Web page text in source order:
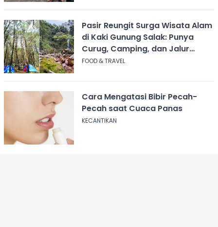
Pasir Reungit Surga Wisata Alam
di Kaki Gunung Salak: Punya
Curug, Camping, dan Jalur
Pendakian
FOOD & TRAVEL
Cara Mengatasi Bibir Pecah-
Pecah saat Cuaca Panas
KECANTIKAN